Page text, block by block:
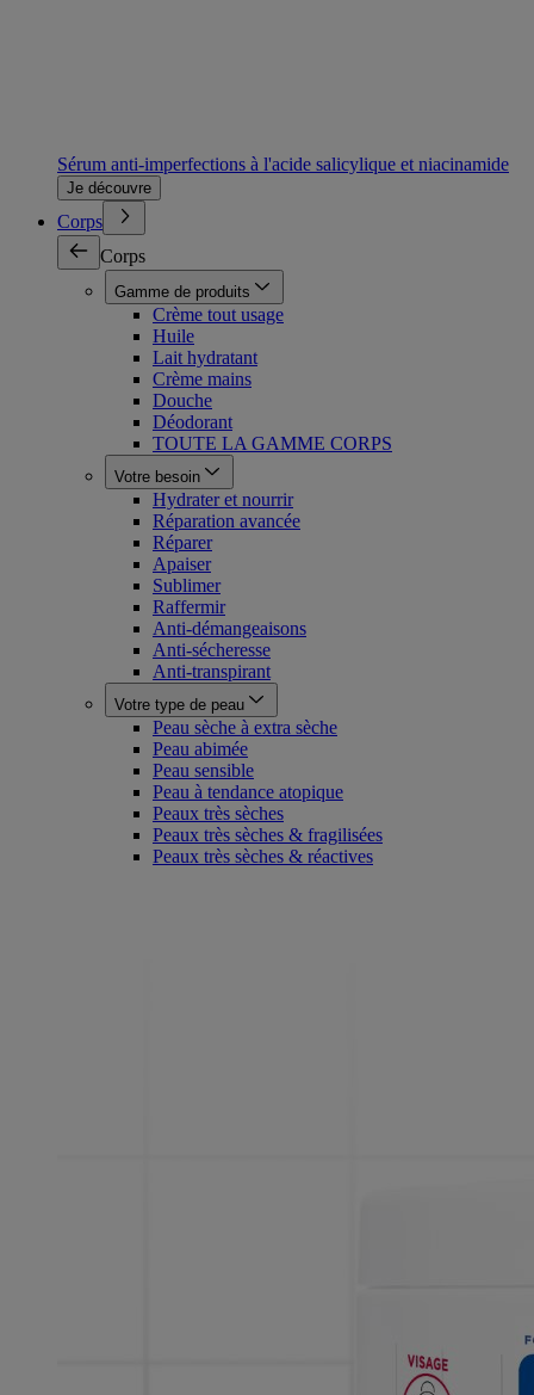
Sérum anti-imperfections à l'acide salicylique et niacinamide
Je découvre
Corps
Corps
Gamme de produits
Crème tout usage
Huile
Lait hydratant
Crème mains
Douche
Déodorant
TOUTE LA GAMME CORPS
Votre besoin
Hydrater et nourrir
Réparation avancée
Réparer
Apaiser
Sublimer
Raffermir
Anti-démangeaisons
Anti-sécheresse
Anti-transpirant
Votre type de peau
Peau sèche à extra sèche
Peau abimée
Peau sensible
Peau à tendance atopique
Peaux très sèches
Peaux très sèches & fragilisées
Peaux très sèches & réactives